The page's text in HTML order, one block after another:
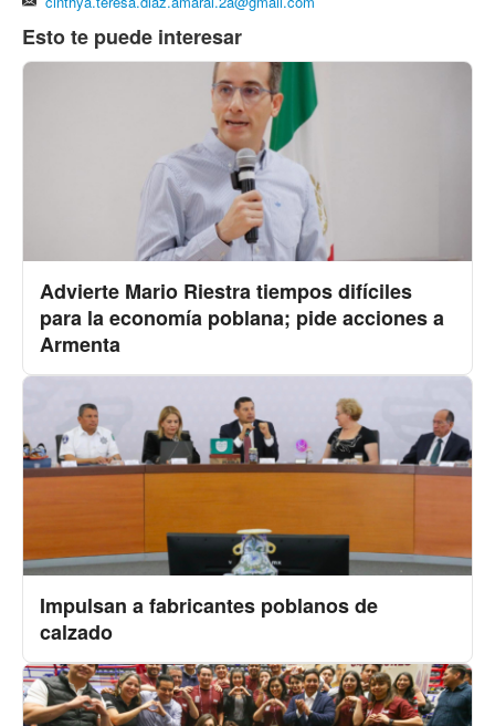
Esto te puede interesar
Advierte Mario Riestra tiempos difíciles
para la economía poblana; pide acciones a
Armenta
Impulsan a fabricantes poblanos de
calzado